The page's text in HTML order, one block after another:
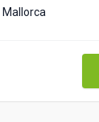
Mallorca